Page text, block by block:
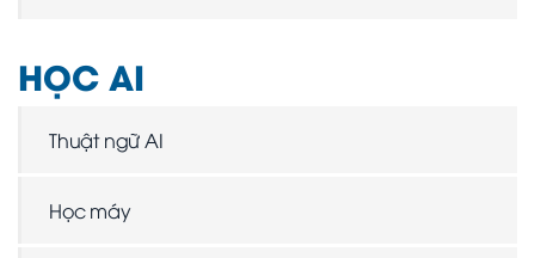
HỌC AI
Thuật ngữ AI
Học máy